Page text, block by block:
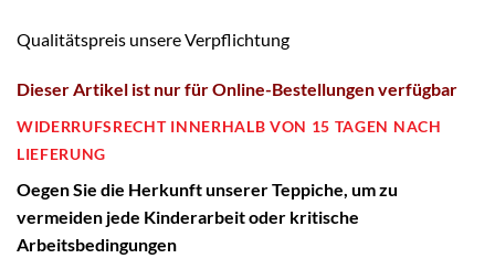
Qualitätspreis unsere Verpflichtung
Dieser Artikel ist nurfür Online-Bestellungen verfügbar
WIDERRUFSRECHT INNERHALB VON 15 TAGEN NACH
LIEFERUNG
Oegen Sie die Herkunft unserer Teppiche, um zu
vermeiden jede Kinderarbeit oder kritische
Arbeitsbedingungen